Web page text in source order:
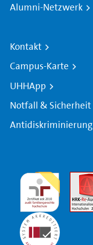
Alumni-Netzwerk
Kontakt
Campus-Karte
UHHApp
Notfall & Sicherheit
Antidiskriminierung